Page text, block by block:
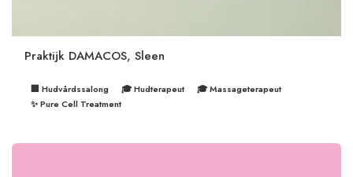
Praktijk DAMACOS, Sleen
🏢 Hudvårdssalong 🎓 Hudterapeut
🎓 Massageterapeut
✨ Pure Cell Treatment